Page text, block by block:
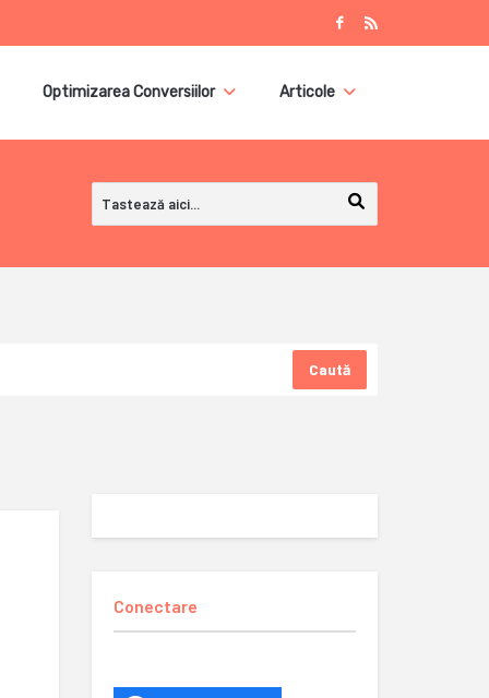
Optimizarea Conversiilor Articole
Caută
Conectare